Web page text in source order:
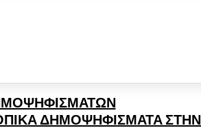
ΔΗΜΟΨΗΦΙΣΜΑΤΑ